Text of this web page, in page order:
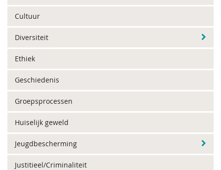
Cultuur
Diversiteit
Ethiek
Geschiedenis
Groepsprocessen
Huiselijk geweld
Jeugdbescherming
Justitieel/Criminaliteit